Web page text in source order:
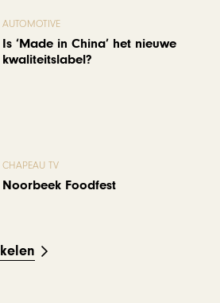
AUTOMOTIVE
Is ‘Made in China’ het nieuwe
kwaliteitslabel?
CHAPEAU TV
Noorbeek Foodfest